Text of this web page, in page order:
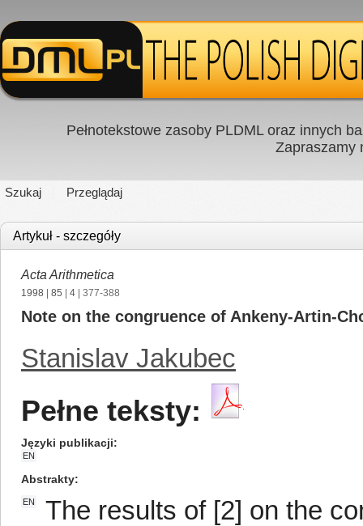
Pełnotekstowe zasoby PLDML oraz innych
Zapraszamy
Szukaj Przeglądaj
Artykuł - szczegóły
Acta Arithmetica
1998 85 4 | 377-388
Note on the congruence of Ankeny-Artin-
Stanislav Jakubec
Pełne teksty:
Języki publikacji
EN
Abstrakty
EN
The results of [2] on the